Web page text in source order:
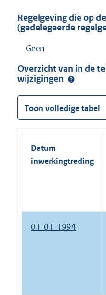
Regelgeving die op
(gedelegeerde
Geen
Overzicht van in de
wijzigingen
Toon volledige tabel
Datum
inwerkingtreding
01-01-1994